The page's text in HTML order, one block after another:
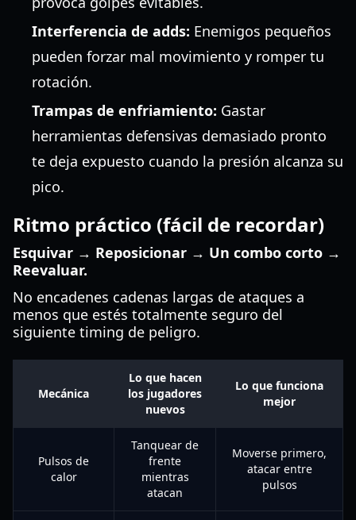
Interferencia de adds: Enemigos pequeños
pueden forzar mal movimiento y romper tu
rotación.
Trampas de enfriamiento: Gastar
herramientas defensivas demasiado pronto
te deja expuesto cuando la presión alcanza su
pico.
Ritmo práctico (fácil de recordar)
Esquivar → Reposicionar → Un combo corto →
Reevaluar.
No encadenes cadenas largas de ataques a
menos que estés totalmente seguro del
siguiente timing de peligro.
Mecánica
Lo que hacen
los jugadores
nuevos
Lo que funciona
mejor
Pulsos de
calor
Tanquear de
frente
mientras
atacan
Moverse primero,
atacar entre
pulsos